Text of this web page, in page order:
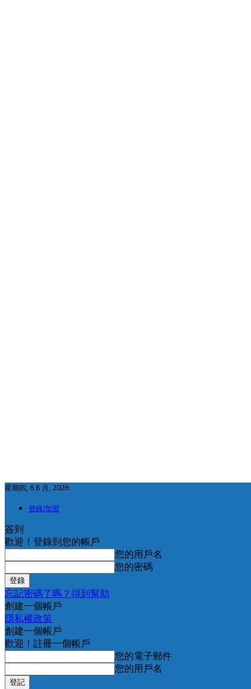
星期四, 6 8 月, 2026
登錄/加盟
簽到
歡迎！登錄到您的帳戶
您的用戶名
您的密碼
忘記密碼了嗎？得到幫助
創建一個帳戶
隱私權政策
創建一個帳戶
歡迎！註冊一個帳戶
您的電子郵件
您的用戶名